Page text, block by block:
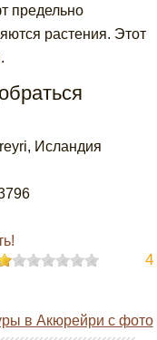
предельно
растения. Этот
Исландия
4
в Акюрейри с фото